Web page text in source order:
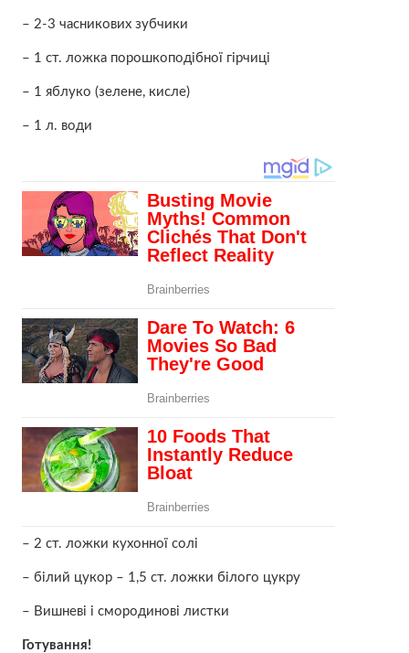
– 2-3 часникових зубчики
– 1 ст. ложка порошкоподібної гірчиці
– 1 яблуко (зелене, кисле)
– 1 л. води
– 2 ст. ложки кухонної солі
– білий цукор – 1,5 ст. ложки білого цукру
– Вишневі і смородинові листки
Готування!